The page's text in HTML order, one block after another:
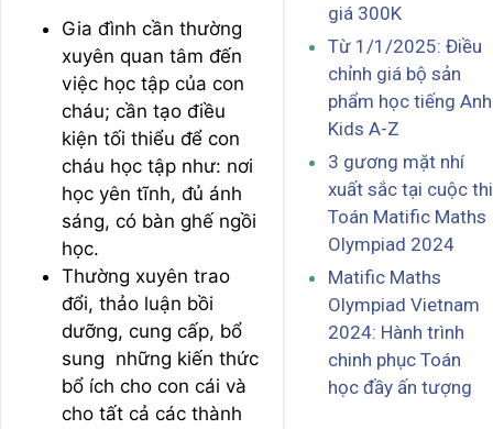
Gia đình cần thường
xuyên quan tâm đến
việc học tập của con
cháu; cần tạo điều
kiện tối thiểu để con
cháu học tập như: nơi
học yên tĩnh, đủ ánh
sáng, có bàn ghế ngồi
học.
Thường xuyên trao
đổi, thảo luận bồi
dưỡng, cung cấp, bổ
sung những kiến thức
bổ ích cho con cái và
cho tất cả các thành
giá 300K
Từ 1/1/2025: Điều
chỉnh giá bộ sản
phẩm học tiếng Anh
Kids A-Z
3 gương mặt nhí
xuất sắc tại cuộc thi
Toán Matific Maths
Olympiad 2024
Matific Maths
Olympiad Vietnam
2024: Hành trình
chinh phục Toán
học đầy ấn tượng